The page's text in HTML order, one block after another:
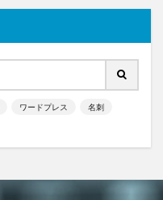
ワードプレス 名刺